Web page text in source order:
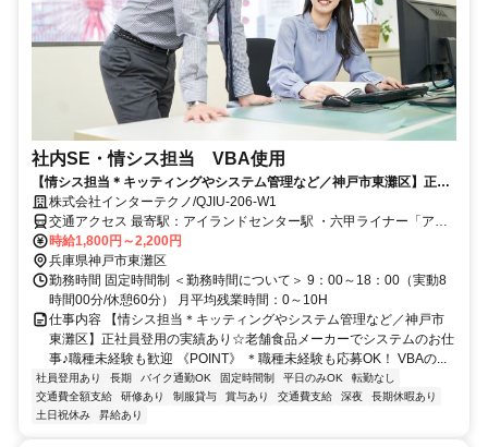
社内SE・情シス担当 VBA使用
【情シス担当＊キッティングやシステム管理など／神戸市東灘区】正社
員登用の実績あり☆老舗食品メーカーでシステムのお仕事♪職種未経験も
歓迎
株式会社インターテクノ/QJIU-206-W1
交通アクセス 最寄駅：アイランドセンター駅 ・六甲ライナー「アイ
時給1,800円～2,200円
兵庫県神戸市東灘区
勤務時間 固定時間制 ＜勤務時間について＞ 9：00～18：00（実動8
時間00分/休憩60分） 月平均残業時間：0～10H
仕事内容 【情シス担当＊キッティングやシステム管理など／神戸市
東灘区】正社員登用の実績あり☆老舗食品メーカーでシステムのお仕
事♪職種未経験も歓迎 《POINT》 ＊職種未経験も応募OK！ VBAの...
社員登用あり 長期 バイク通勤OK 固定時間制 平日のみOK
転勤なし
交通費全額支給
研修あり 制服貸与 賞与あり 交通費支給 深夜
長期休暇あり
土日祝休み
昇給あり